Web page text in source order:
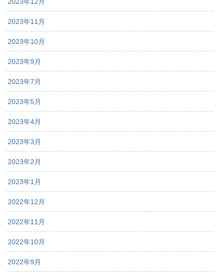
2023年11月
2023年10月
2023年9月
2023年7月
2023年5月
2023年4月
2023年3月
2023年2月
2023年1月
2022年12月
2022年11月
2022年10月
2022年9月